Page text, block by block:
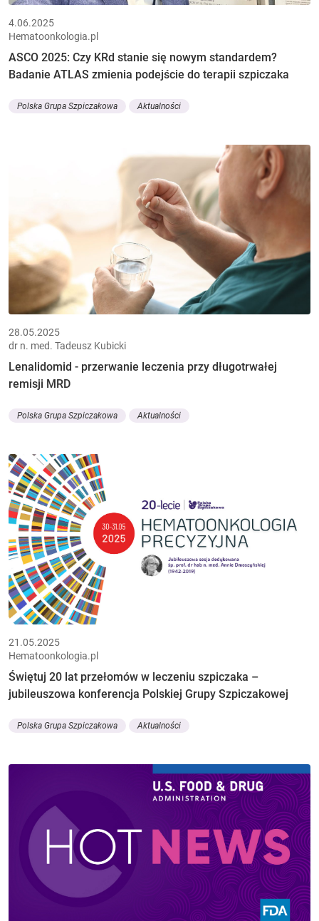
4.06.2025
Hematoonkologia.pl
ASCO 2025: Czy KRd stanie się nowym standardem?
Badanie ATLAS zmienia podejście do terapii szpiczaka
Polska Grupa Szpiczakowa Aktualności
28.05.2025
dr n. med. Tadeusz Kubicki
Lenalidomid - przerwanie leczenia przy długotrwałej
remisji MRD
Polska Grupa Szpiczakowa Aktualności
21.05.2025
Hematoonkologia.pl
Świętuj 20 lat przełomów w leczeniu szpiczaka –
jubileuszowa konferencja Polskiej Grupy Szpiczakowej
Polska Grupa Szpiczakowa Aktualności